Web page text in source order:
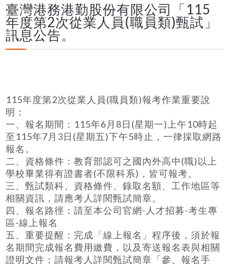
臺灣港務港勤股份有限公司「115
年度第2次從業人員(職員類)甄試」
訊息公告。
115年度第2次從業人員(職員類)報考作業重要說
明：
一、報名期間：115年6月8日(星期一)上午10時起
至115年7月3日(星期五)下午5時止，一律採取網路
報名。
二、資格條件：教育部認可之國內外高中(職)以上
學校畢業得有證書者(不限科系)，皆可報考。
三、甄試類科、資格條件、錄取名額、工作地區等
相關資訊，請應考人詳閱甄試簡章。
四、報名路徑：請至本公司官網-人才招募-考生專
區-線上報名
五、重要提醒：完成「線上報名」程序後，須於報
名期間完成報名費用繳費，以及寄送報名表與相關
證明文件；請報考人詳閱甄試簡章「參、報名手